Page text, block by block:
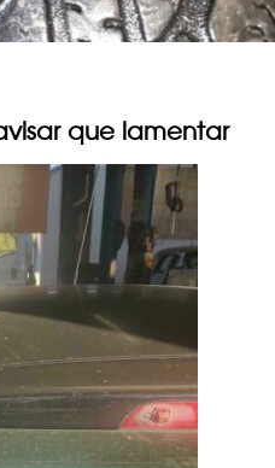
que lamentar